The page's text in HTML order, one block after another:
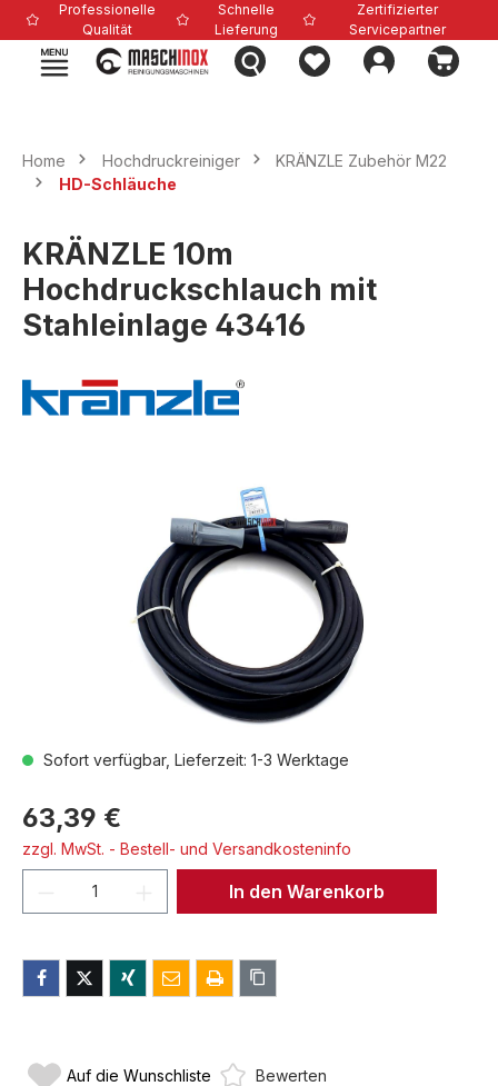
springen
Professionelle
Qualität
Schnelle
Lieferung
Zertifizierter
Servicepartner
Home Hochdruckreiniger
KRÄNZLE Zubehör M22
HD-Schläuche
KRÄNZLE 10m
Hochdruckschlauch mit
Stahleinlage 43416
Sofort verfügbar, Lieferzeit: 1-3 Werktage
63,39 €
zzgl. MwSt. - Bestell- und Versandkosteninfo
Produkt Anzahl: Gib den
In den Warenkorb
Auf die Wunschliste Bewerten